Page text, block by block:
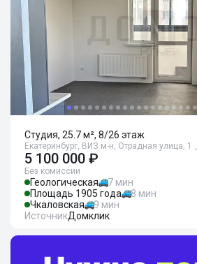
Студия, 25.7 м², 8/26 этаж
Екатеринбург, ВИЗ м-н, Отрадная улица, 1
5 100 000 ₽
Без комиссии
Геологическая
7 мин
Площадь 1905 года
8 мин
Чкаловская
9 мин
ИсточникДомклик